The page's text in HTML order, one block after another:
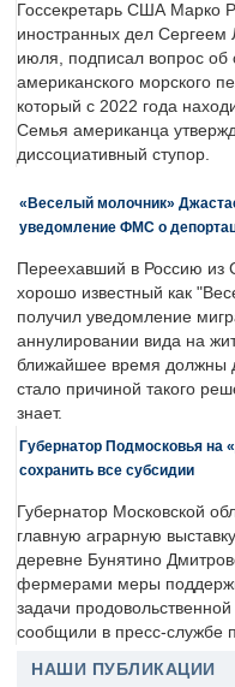
Госсекретарь США Марко
иностранных дел
июля, подписал вопрос
американского морского
который с 2022 года
Семья американца
диссоциативный ступор.
«Веселый молочник»
уведомление ФМС о
Переехавший в Россию
хорошо известный как
получил уведомление
аннулировании вида на
ближайшее время должны
стало причиной такого
знает.
Губернатор Подмосковья на
сохранить все субсидии
Губернатор Московской
главную аграрную
деревне Бунятино
фермерами меры
задачи
сообщили в пресс-службе
НАШИ ПУБЛИКАЦИИ